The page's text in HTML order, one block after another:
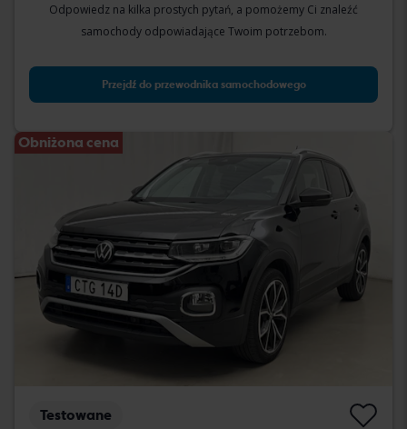
Odpowiedz na kilka prostych pytań, a pomożemy Ci znaleźć
samochody odpowiadające Twoim potrzebom.
Przejdź do przewodnika samochodowego
Obniżona cena
Testowane